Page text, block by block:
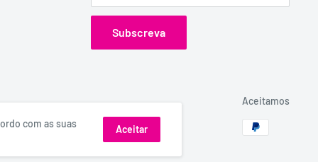
Subscreva
Aceitamos
com as suas
Aceitar